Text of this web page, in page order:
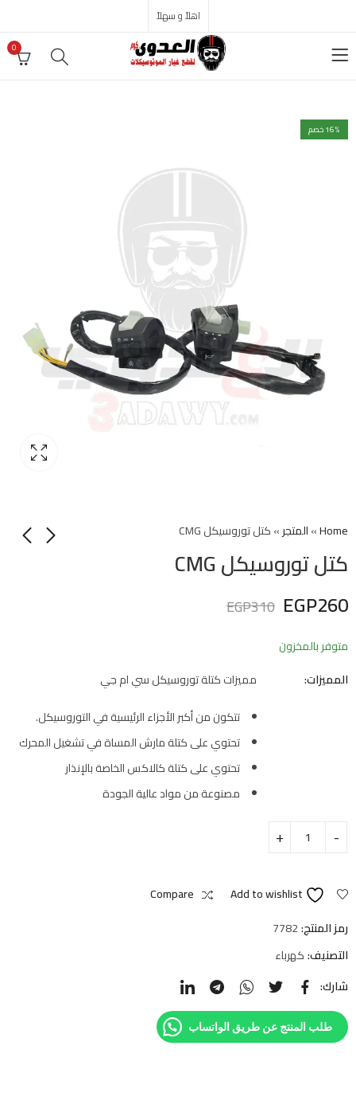
اهلاً و سهلاً
0
16% خصم
Home
»المتجر»كتل توروسيكل CMG
كتل توروسيكل CMG
EGP260
EGP310
متوفر بالمخزون
المميزات:
مميزات كتلة توروسيكل سي ام جي
تتكون من أكبر الأجزاء الرئيسية في التوروسيكل.
تحتوي على كتلة مارش المساة في تشغيل المحرك
تحتوي على كتلة كالاكس الخاصة بالإنذار
مصنوعة من مواد عالية الجودة
Add to wishlist
Compare
رمز المنتج:7782
التصنيف:كهرباء
شارك:
طلب المنتج عن طريق الواتساب